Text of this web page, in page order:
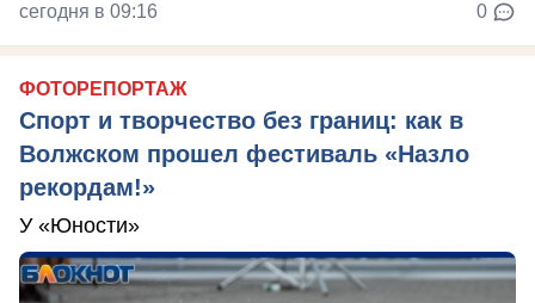
сегодня в 09:16 0
ФОТОРЕПОРТАЖ
Спорт и творчество без границ: как в
Волжском прошел фестиваль «Назло
рекордам!»
У «Юности»